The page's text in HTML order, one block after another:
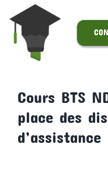
Passer
contenu
S’INSCRIRE
Cours BTS
place des